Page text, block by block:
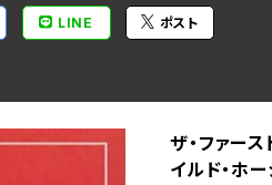
LINE ポスト
ザ‧ファー
イルド‧ホ